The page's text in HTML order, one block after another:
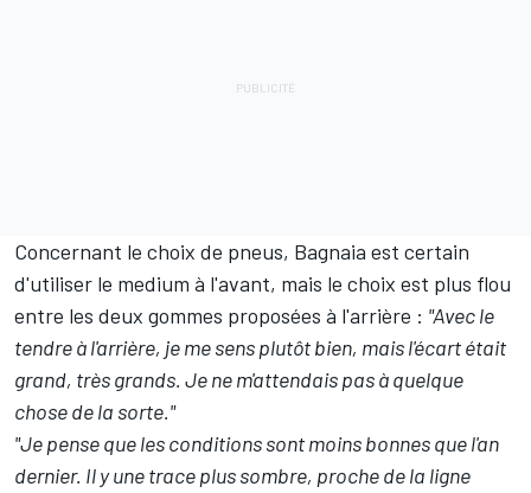
Concernant le choix de pneus, Bagnaia est certain
d'utiliser le medium à l'avant, mais le choix est plus flou
entre les deux gommes proposées à l'arrière : "Avec le
tendre à l'arrière, je me sens plutôt bien, mais l'écart était
grand, très grands. Je ne m'attendais pas à quelque
chose de la sorte."
"Je pense que les conditions sont moins bonnes que l'an
dernier. Il y une trace plus sombre, proche de la ligne